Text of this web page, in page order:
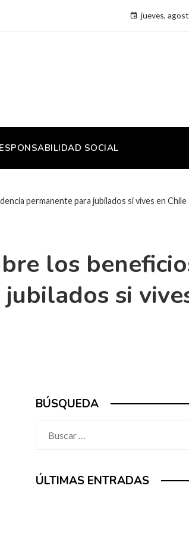
jueves,
SOCIAL
permanente para jubilados si vives en Chile
los
si
BÚSQUEDA
ÚLTIMAS ENTRADAS